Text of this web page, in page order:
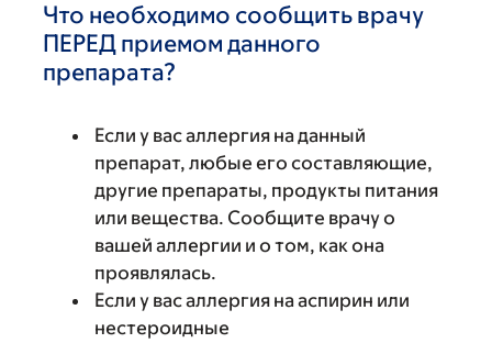
Что необходимо сообщить врачу
ПЕРЕД приемом данного
препарата?
Если у вас аллергия на данный
препарат, любые его составляющие,
другие препараты, продукты питания
или вещества. Сообщите врачу о
вашей аллергии и о том, как она
проявлялась.
Если у вас аллергия на аспирин или
нестероидные